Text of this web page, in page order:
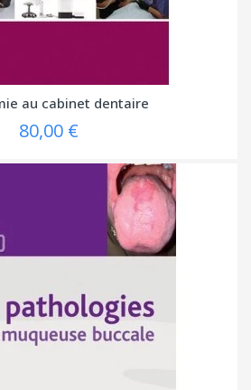
au cabinet dentaire
80,00 €